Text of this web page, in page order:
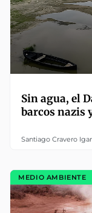
Sin agua, el
barcos nazis
Santiago Cravero
MEDIO AMBIENTE